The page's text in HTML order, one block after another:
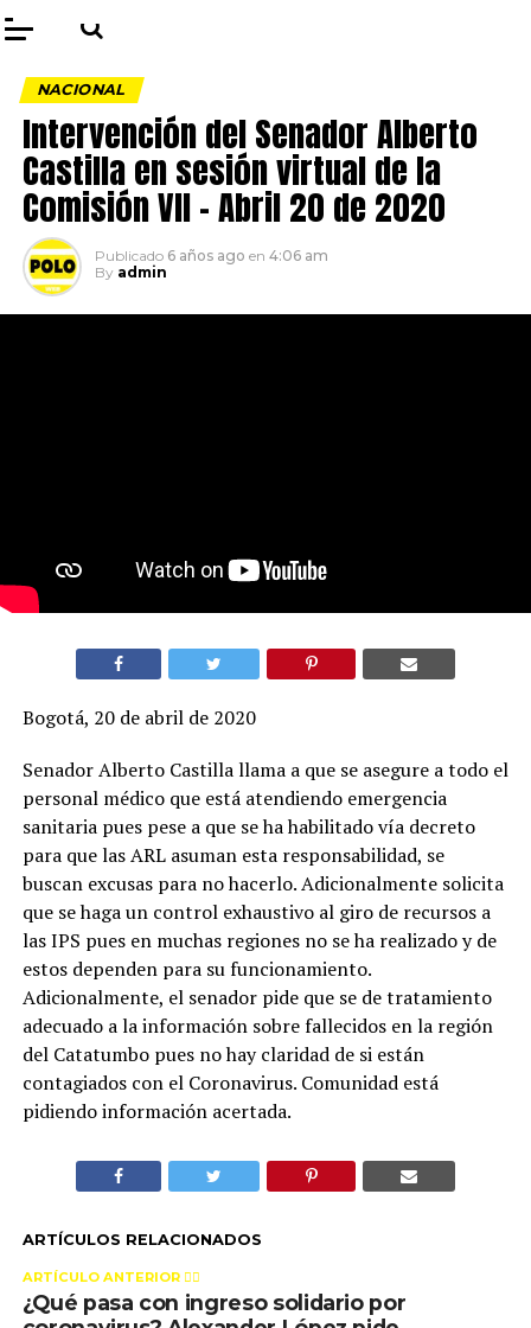
NACIONAL
Intervención del Senador Alberto
Castilla en sesión virtual de la
Comisión VII – Abril 20 de 2020
Publicado 6 años ago en 4:06 am
By admin
Bogotá, 20 de abril de 2020
Senador Alberto Castilla llama a que se asegure a todo el
personal médico que está atendiendo emergencia
sanitaria pues pese a que se ha habilitado vía decreto
para que las ARL asuman esta responsabilidad, se
buscan excusas para no hacerlo. Adicionalmente solicita
que se haga un control exhaustivo al giro de recursos a
las IPS pues en muchas regiones no se ha realizado y de
estos dependen para su funcionamiento.
Adicionalmente, el senador pide que se de tratamiento
adecuado a la información sobre fallecidos en la región
del Catatumbo pues no hay claridad de si están
contagiados con el Coronavirus. Comunidad está
pidiendo información acertada.
ARTÍCULOS RELACIONADOS
ARTÍCULO ANTERIOR 👉🏻
¿Qué pasa con ingreso solidario por